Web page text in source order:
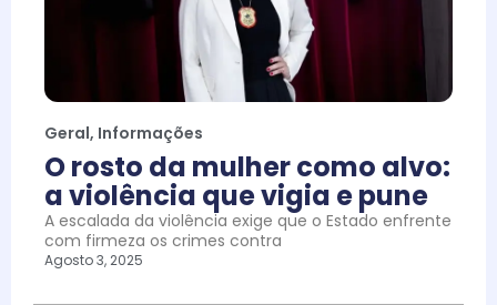
Geral, Informações
O rosto da mulher como alvo:
a violência que vigia e pune
A escalada da violência exige que o Estado enfrente
com firmeza os crimes contra
Agosto 3, 2025